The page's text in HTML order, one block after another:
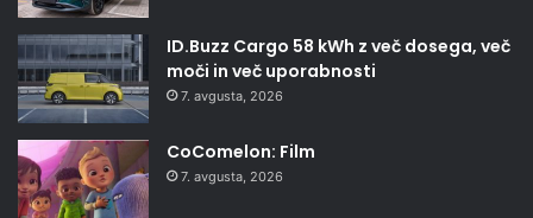
ID.Buzz Cargo 58 kWh z več dosega, več
moči in več uporabnosti
7. avgusta, 2026
CoComelon: Film
7. avgusta, 2026